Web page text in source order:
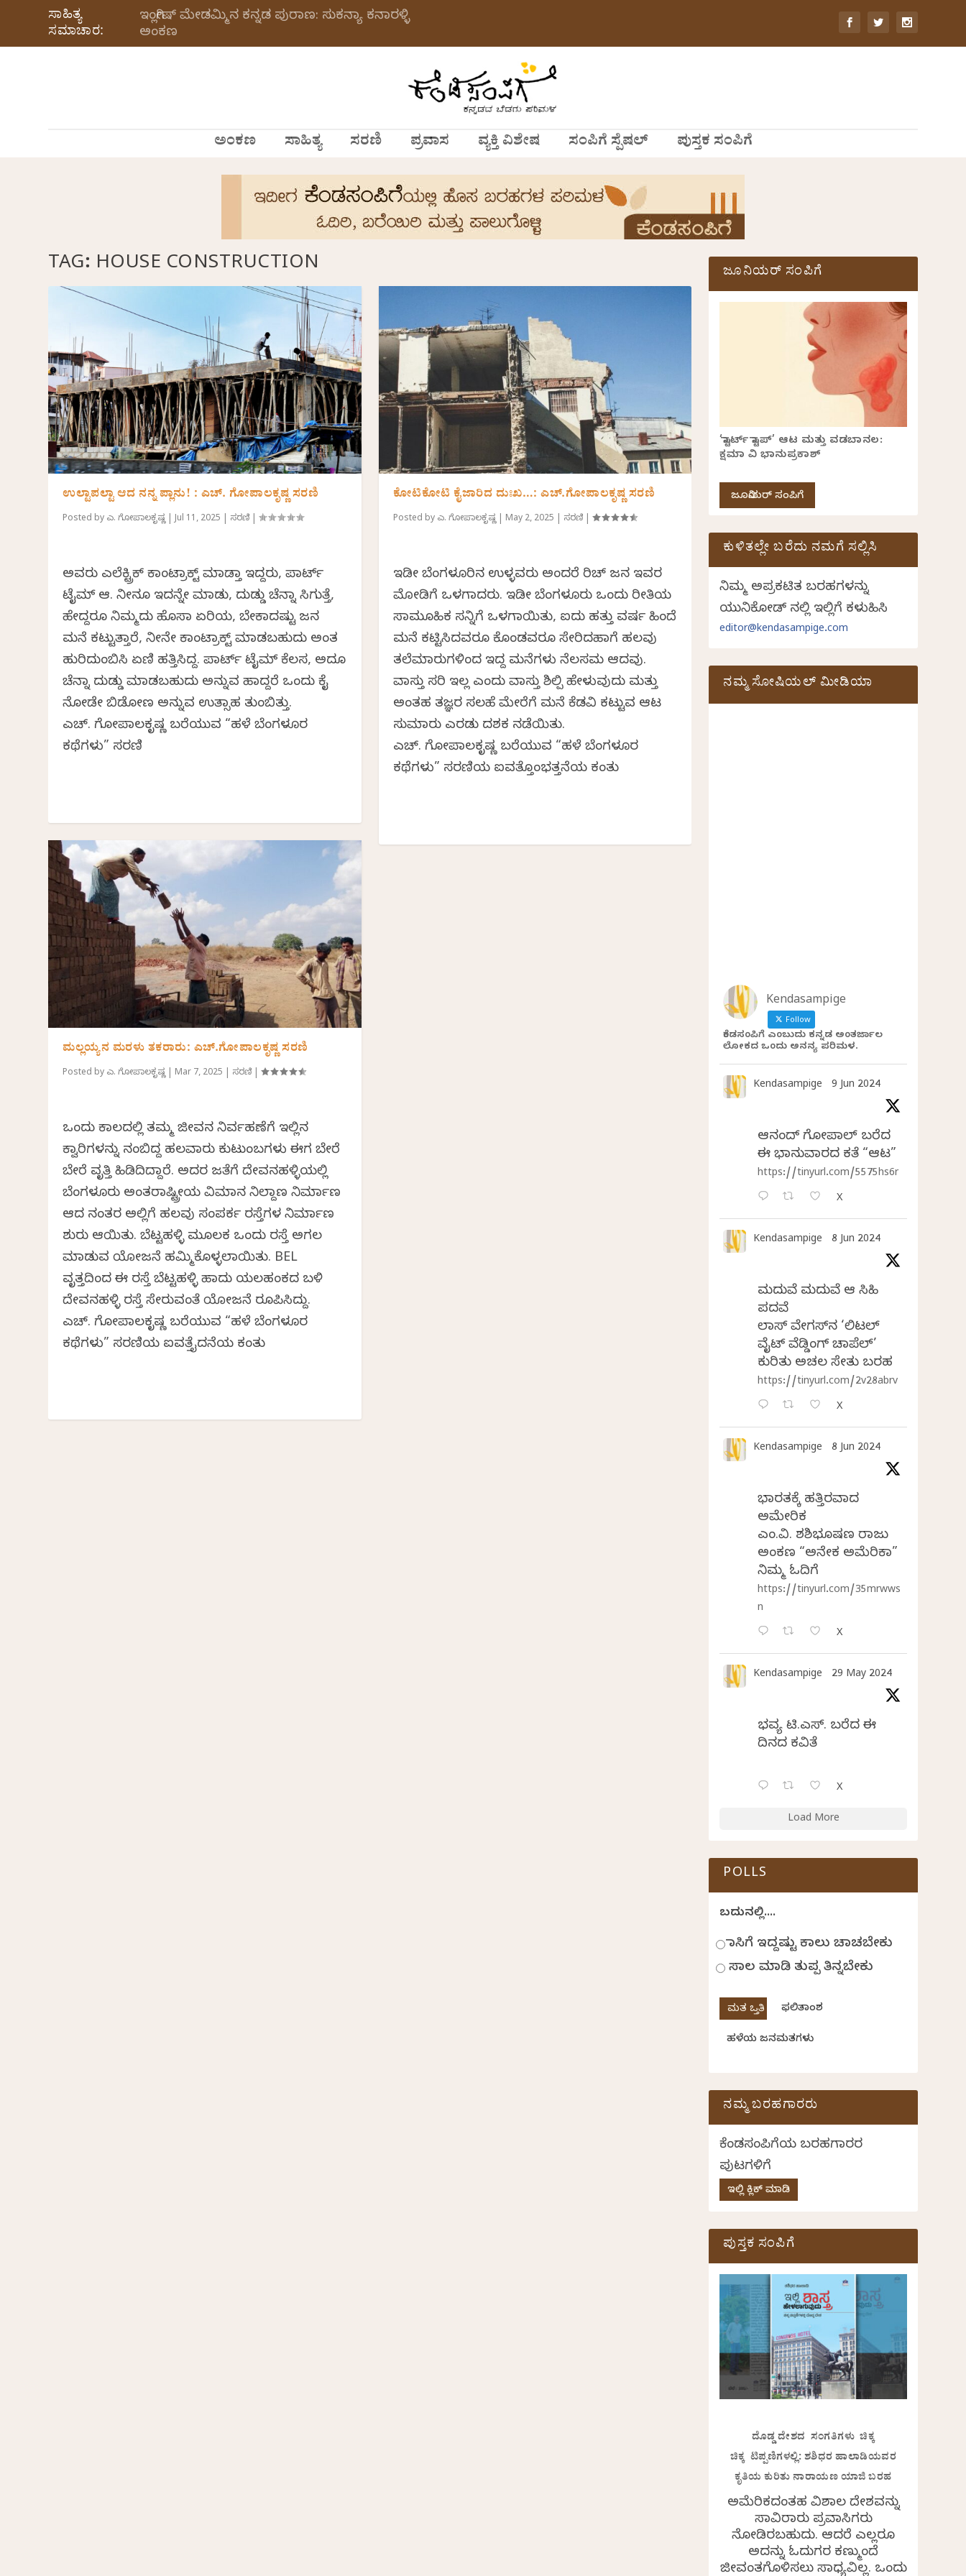
ಸಾಹಿತ್ಯ
ಸಮಾಚಾರ:
ಇಂಗ್ಲೀಷ್ ಮೇಡಮ್ಮಿನ ಕನ್ನಡ ಪುರಾಣ: ಸುಕನ್ಯಾ ಕನಾರಳ್ಳಿ
ಅಂಕಣ
ಅಂಕಣ ಸಾಹಿತ್ಯ ಸರಣಿ ಪ್ರವಾಸ ವ್ಯಕ್ತಿ ವಿಶೇಷ ಸಂಪಿಗೆ ಸ್ಪೆಷಲ್ ಪುಸ್ತಕ ಸಂಪಿಗೆ
TAG: HOUSE CONSTRUCTION
ಉಲ್ಟಾಪಲ್ಟಾ ಆದ ನನ್ನ ಪ್ಲಾನು! : ಎಚ್. ಗೋಪಾಲಕೃಷ್ಣ ಸರಣಿ
Posted by ಎಚ್. ಗೋಪಾಲಕೃಷ್ಣ|Jul 11, 2025 ಸರಣಿ |
ಅವರು ಎಲೆಕ್ಟ್ರಿಕ್ ಕಾಂಟ್ರಾಕ್ಟ್ ಮಾಡ್ತಾ ಇದ್ದರು, ಪಾರ್ಟ್
ಟೈಮ್ ಆಗಿ. ನೀನೂ ಇದನ್ನೇ ಮಾಡು, ದುಡ್ಡು ಚೆನ್ನಾಗಿ ಸಿಗುತ್ತೆ,
ಹೇಗಿದ್ದರೂ ನಿಮ್ಮದು ಹೊಸಾ ಏರಿಯ, ಬೇಕಾದಷ್ಟು ಜನ
ಮನೆ ಕಟ್ಟುತ್ತಾರೆ, ನೀನೇ ಕಾಂಟ್ರಾಕ್ಟ್ ಮಾಡಬಹುದು ಅಂತ
ಹುರಿದುಂಬಿಸಿ ಏಣಿ ಹತ್ತಿಸಿದ್ದ. ಪಾರ್ಟ್ ಟೈಮ್ ಕೆಲಸ, ಅದೂ
ಚೆನ್ನಾಗಿ ದುಡ್ಡು ಮಾಡಬಹುದು ಅನ್ನುವ ಹಾಗಿದ್ದರೆ ಒಂದು ಕೈ
ನೋಡೇ ಬಿಡೋಣ ಅನ್ನುವ ಉತ್ಸಾಹ ತುಂಬಿತ್ತು.
ಎಚ್. ಗೋಪಾಲಕೃಷ್ಣ ಬರೆಯುವ “ಹಳೆ ಬೆಂಗಳೂರ
ಕಥೆಗಳು” ಸರಣಿ
ಮಲ್ಲಯ್ಯನ ಮರಳು ತಕರಾರು: ಎಚ್.ಗೋಪಾಲಕೃಷ್ಣ ಸರಣಿ
Posted by ಎಚ್. ಗೋಪಾಲಕೃಷ್ಣ| Mar 7, 2025 ಸರಣಿ |
ಒಂದು ಕಾಲದಲ್ಲಿ ತಮ್ಮ ಜೀವನ ನಿರ್ವಹಣೆಗೆ ಇಲ್ಲಿನ
ಕ್ವಾರಿಗಳನ್ನು ನಂಬಿದ್ದ ಹಲವಾರು ಕುಟುಂಬಗಳು ಈಗ ಬೇರೆ
ಬೇರೆ ವೃತ್ತಿ ಹಿಡಿದಿದ್ದಾರೆ. ಅದರ ಜತೆಗೆ ದೇವನಹಳ್ಳಿಯಲ್ಲಿ
ಬೆಂಗಳೂರು ಅಂತರಾಷ್ಟ್ರೀಯ ವಿಮಾನ ನಿಲ್ದಾಣ ನಿರ್ಮಾಣ
ಆದ ನಂತರ ಅಲ್ಲಿಗೆ ಹಲವು ಸಂಪರ್ಕ ರಸ್ತೆಗಳ ನಿರ್ಮಾಣ
ಶುರು ಆಯಿತು. ಬೆಟ್ಟಹಳ್ಳಿ ಮೂಲಕ ಒಂದು ರಸ್ತೆ ಅಗಲ
ಮಾಡುವ ಯೋಜನೆ ಹಮ್ಮಿಕೊಳ್ಳಲಾಯಿತು. BEL
ವೃತ್ತದಿಂದ ಈ ರಸ್ತೆ ಬೆಟ್ಟಹಳ್ಳಿ ಹಾದು ಯಲಹಂಕದ ಬಳಿ
ದೇವನಹಳ್ಳಿ ರಸ್ತೆ ಸೇರುವಂತೆ ಯೋಜನೆ ರೂಪಿಸಿದ್ದು.
ಎಚ್. ಗೋಪಾಲಕೃಷ್ಣ ಬರೆಯುವ “ಹಳೆ ಬೆಂಗಳೂರ
ಕಥೆಗಳು” ಸರಣಿಯ ಐವತ್ತೈದನೆಯ ಕಂತು
ಕೋಟಿಕೋಟಿ ಕೈಜಾರಿದ ದುಃಖ…: ಎಚ್.ಗೋಪಾಲಕೃಷ್ಣ ಸರಣಿ
Posted by ಎಚ್. ಗೋಪಾಲಕೃಷ್ಣ| May 2, 2025 ಸರಣಿ|
ಇಡೀ ಬೆಂಗಳೂರಿನ ಉಳ್ಳವರು ಅಂದರೆ ರಿಚ್ ಜನ ಇವರ
ಮೋಡಿಗೆ ಒಳಗಾದರು. ಇಡೀ ಬೆಂಗಳೂರು ಒಂದು ರೀತಿಯ
ಸಾಮೂಹಿಕ ಸನ್ನಿಗೆ ಒಳಗಾಯಿತು, ಐದು ಹತ್ತು ವರ್ಷ ಹಿಂದೆ
ಮನೆ ಕಟ್ಟಿಸಿದವರೂ ಕೊಂಡವರೂ ಸೇರಿದಹಾಗೆ ಹಲವು
ತಲೆಮಾರುಗಳಿಂದ ಇದ್ದ ಮನೆಗಳು ನೆಲಸಮ ಆದವು.
ವಾಸ್ತು ಸರಿ ಇಲ್ಲ ಎಂದು ವಾಸ್ತು ಶಿಲ್ಪಿ ಹೇಳುವುದು ಮತ್ತು
ಅಂತಹ ತಜ್ಞರ ಸಲಹೆ ಮೇರೆಗೆ ಮನೆ ಕೆಡವಿ ಕಟ್ಟುವ ಆಟ
ಸುಮಾರು ಎರಡು ದಶಕ ನಡೆಯಿತು.
ಎಚ್. ಗೋಪಾಲಕೃಷ್ಣ ಬರೆಯುವ “ಹಳೆ ಬೆಂಗಳೂರ
ಕಥೆಗಳು” ಸರಣಿಯ ಐವತ್ತೊಂಭತ್ತನೆಯ ಕಂತು
ಜೂನಿಯರ್ ಸಂಪಿಗೆ
‘ಸ್ಟಾರ್ಟ್ ಸ್ಟಾಪ್’ ಆಟ ಮತ್ತು ವಡಬಾನಲ:
ಕ್ಷಮಾ ವಿ ಭಾನುಪ್ರಕಾಶ್
ಜೂನಿಯರ್ ಸಂಪಿಗೆ
ಕುಳಿತಲ್ಲೇ ಬರೆದು ನಮಗೆ ಸಲ್ಲಿಸಿ
ನಿಮ್ಮ ಅಪ್ರಕಟಿತ ಬರಹಗಳನ್ನು
ಯುನಿಕೋಡ್ ನಲ್ಲಿ ಇಲ್ಲಿಗೆ ಕಳುಹಿಸಿ
editor@kendasampige.com
ನಮ್ಮ ಸೋಷಿಯಲ್‌ ಮೀಡಿಯಾ
Kendasampige
Follow
ಕೆಂಡಸಂಪಿಗೆ ಎಂಬುದು ಕನ್ನಡ ಅಂತರ್ಜಾಲ
ಲೋಕದ ಒಂದು ಅನನ್ಯ ಪರಿಮಳ.
Kendasampige 9 Jun 2024
ಆನಂದ್‌ ಗೋಪಾಲ್‌ ಬರೆದ
ಈ ಭಾನುವಾರದ ಕತೆ “ಆಟ”
https://tinyurl.com/5575hs6r
X
Kendasampige 8 Jun 2024
ಮದುವೆ ಮದುವೆ ಆ ಸಿಹಿ
ಪದವೆ
ಲಾಸ್‌ ವೇಗಸ್‌ನ ‘ಲಿಟಲ್
ವೈಟ್ ವೆಡ್ಡಿಂಗ್ ಚಾಪೆಲ್’
ಕುರಿತು ಅಚಲ ಸೇತು ಬರಹ
https://tinyurl.com/2v28abrv
X
Kendasampige 8 Jun 2024
ಭಾರತಕ್ಕೆ ಹತ್ತಿರವಾದ
ಅಮೇರಿಕ
ಎಂ.ವಿ. ಶಶಿಭೂಷಣ ರಾಜು
ಅಂಕಣ “ಅನೇಕ ಅಮೆರಿಕಾ”
ನಿಮ್ಮ ಓದಿಗೆ
https://tinyurl.com/35mrwws
n
X
Kendasampige 29 May 2024
ಭವ್ಯ ಟಿ.ಎಸ್. ಬರೆದ ಈ
ದಿನದ ಕವಿತೆ
X
Load More
POLLS
ಬದುಕಿನಲ್ಲಿ....
ಹಾಸಿಗೆ ಇದ್ದಷ್ಟು ಕಾಲು ಚಾಚಬೇಕು
ಸಾಲ ಮಾಡಿ ತುಪ್ಪ ತಿನ್ನಬೇಕು
ಫಲಿತಾಂಶ
ಹಳೆಯ ಜನಮತಗಳು
ನಮ್ಮ ಬರಹಗಾರರು
ಕೆಂಡಸಂಪಿಗೆಯ ಬರಹಗಾರರ
ಪುಟಗಳಿಗೆ
ಇಲ್ಲಿ ಕ್ಲಿಕ್ ಮಾಡಿ
ಪುಸ್ತಕ ಸಂಪಿಗೆ
ದೊಡ್ಡ ದೇಶದ ಸಂಗತಿಗಳು ಚಿಕ್ಕ
ಚಿಕ್ಕ ಟಿಪ್ಪಣಿಗಳಲ್ಲಿ: ಶಶಿಧರ ಹಾಲಾಡಿಯವರ
ಕೃತಿಯ ಕುರಿತು ನಾರಾಯಣ ಯಾಜಿ ಬರಹ
ಅಮೆರಿಕದಂತಹ ವಿಶಾಲ ದೇಶವನ್ನು
ಸಾವಿರಾರು ಪ್ರವಾಸಿಗರು
ನೋಡಿರಬಹುದು. ಆದರೆ ಎಲ್ಲರೂ
ಅದನ್ನು ಓದುಗರ ಕಣ್ಮುಂದೆ
ಜೀವಂತಗೊಳಿಸಲು ಸಾಧ್ಯವಿಲ್ಲ. ಒಂದು